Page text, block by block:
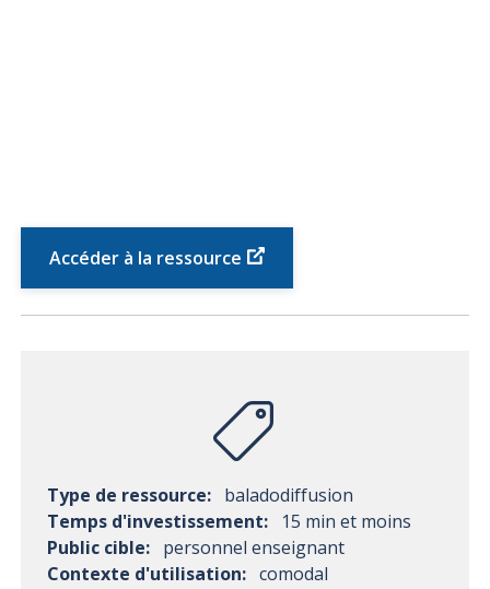
Accéder à la ressource
Type de ressource: baladodiffusion
Temps d'investissement:
15 min et moins
Public cible: personnel enseignant
Contexte d'utilisation: comodal